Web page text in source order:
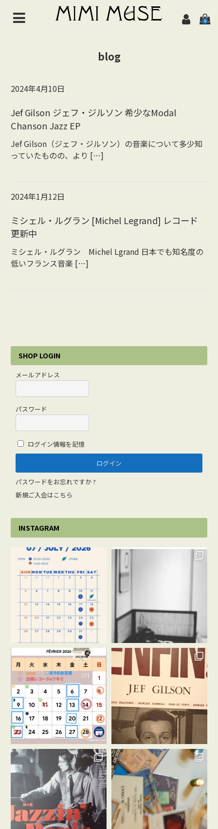
0
ABOUT
ALL ITEMS
MUSIC
Chanson de jazz
Brazil
Latin/World
Vocal
Rock/Beat
blog
2024年4月10日
Jef Gilson ジェフ・ジルソン 希少なModal
Chanson Jazz EP
Jef Gilson（ジェフ・ジルソン）の音楽について多少知
っていたものの、より […]
2024年1月12日
ミシェル・ルグラン [Michel Legrand] レコード
更新中
ミシェル・ルグラン Michel Lgrand 日本でも知名度の
低いフランス音楽 […]
SHOP LOGIN
メールアドレス
パスワード
ログイン情報を記憶
パスワードをお忘れですか ?
新規ご入会はこちら
INSTAGRAM